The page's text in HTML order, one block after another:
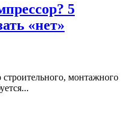
5
«нет»
монтажного